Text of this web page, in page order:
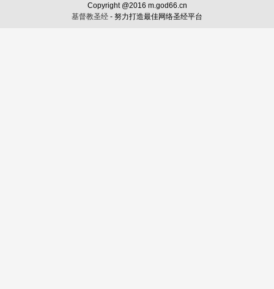
Copyright @2016 m.god66.cn
基督教圣经 - 努力打造最佳网络圣经平台